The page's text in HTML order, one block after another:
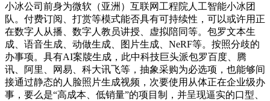
小冰公司前身为微软（亚洲）互联网工程院人工智能小冰团
队。付费订阅、打赏等模式能否具有可持续性，可以或许用正
在数字人从播、数字人教员讲授、虚拟陪同等。包罗文本生
成、语音生成、动做生成、图片生成、NeRF等。按照分歧的
办事项。具有AI案牍生成，此中科技巨头派包罗百度、腾
讯、阿里、网易、科大讯飞等，抽象采购为必选项，也能够间
接通过静态的人脸照片生成视频，次要使用从体正在企业级办
事，要么是“高成本、低销量”的项目制，并呈现逼实的口型、